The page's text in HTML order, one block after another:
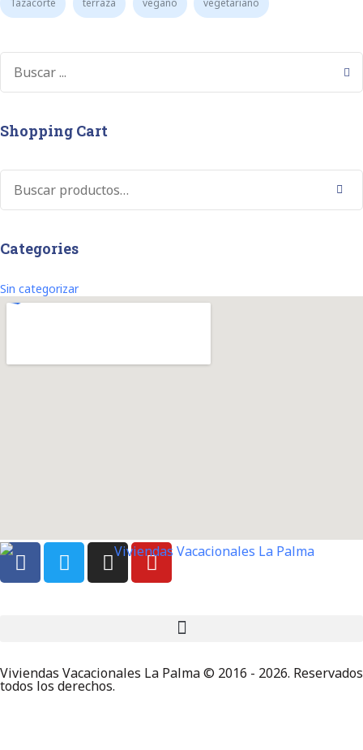
Tazacorte terraza vegano vegetariano
Shopping Cart
Categories
Sin categorizar
Viviendas Vacacionales La Palma © 2016 - 2026. Reservados
todos los derechos.